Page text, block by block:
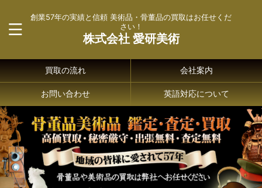
創業57年の実績と信頼 美術品・骨董品の買取はお任せくだ
さい！
株式会社 愛研美術
買取の流れ 会社案内
お問い合わせ 英語対応について